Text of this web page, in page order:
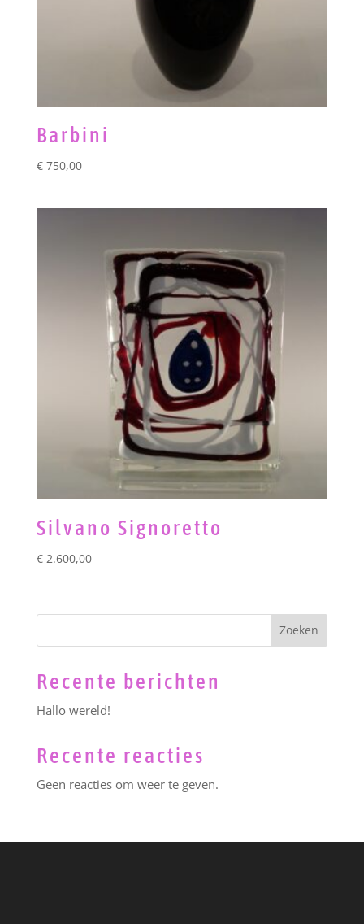
Barbini
€750,00
Silvano Signoretto
€2.600,00
Zoeken
Recente berichten
Hallo wereld!
Recente reacties
Geen reacties om weer te geven.